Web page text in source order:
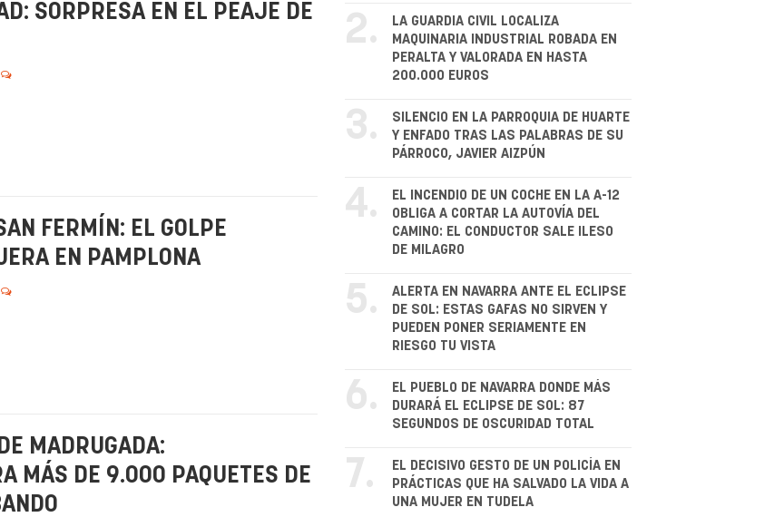
SORPRESA EN EL PEAJE DE
FERMÍN: EL GOLPE
EN PAMPLONA
MADRUGADA:
MÁS DE 9.000 PAQUETES DE
2.
LA GUARDIA CIVIL LOCALIZA
MAQUINARIA INDUSTRIAL ROBADA EN
PERALTA Y VALORADA EN HASTA
200.000 EUROS
3.
SILENCIO EN LA PARROQUIA DE HUARTE
Y ENFADO TRAS LAS PALABRAS DE SU
PÁRROCO, JAVIER AIZPÚN
4.
EL INCENDIO DE UN COCHE EN LA A-12
OBLIGA A CORTAR LA AUTOVÍA DEL
CAMINO: EL CONDUCTOR SALE ILESO
DE MILAGRO
5.
ALERTA EN NAVARRA ANTE EL ECLIPSE
DE SOL: ESTAS GAFAS NO SIRVEN Y
PUEDEN PONER SERIAMENTE EN
RIESGO TU VISTA
6.
EL PUEBLO DE NAVARRA DONDE MÁS
DURARÁ EL ECLIPSE DE SOL: 87
SEGUNDOS DE OSCURIDAD TOTAL
7.
EL DECISIVO GESTO DE UN POLICÍA EN
PRÁCTICAS QUE HA SALVADO LA VIDA A
UNA MUJER EN TUDELA